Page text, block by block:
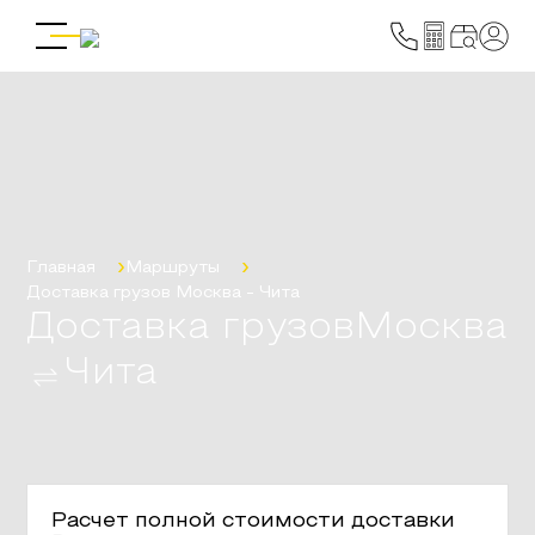
Главная
Маршруты
Доставка грузов
Москва - Чита
Доставка грузов Москва
Чита
Расчет полной стоимости доставки